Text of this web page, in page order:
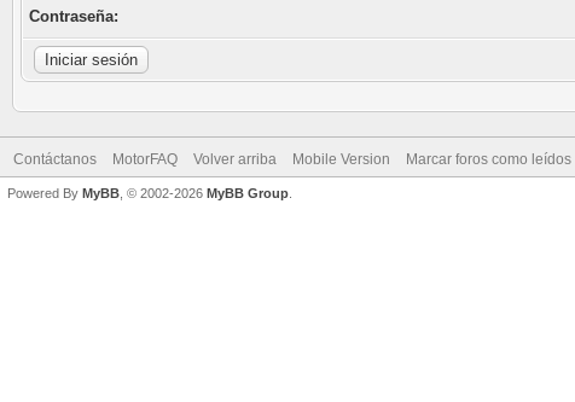
Contraseña:
Contáctanos MotorFAQ Volver arriba Mobile Version Marcar foros como leídos
Powered By MyBB , © 2002-2026 MyBB Group